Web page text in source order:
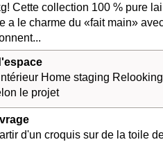
Cette collection 100 % pure
a le charme du «fait main»
Home staging
le projet
d'un croquis sur de la toile